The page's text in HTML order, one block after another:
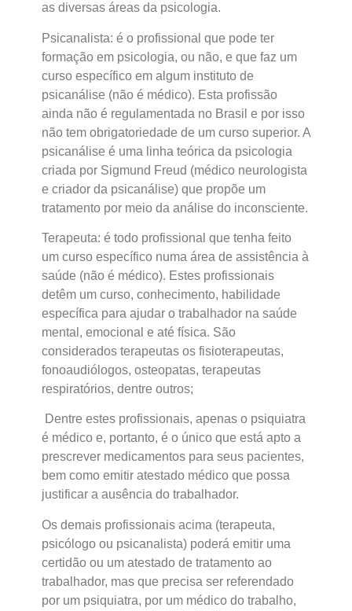
as diversas áreas da psicologia.
Psicanalista: é o profissional que pode ter
formação em psicologia, ou não, e que faz um
curso específico em algum instituto de
psicanálise (não é médico). Esta profissão
ainda não é regulamentada no Brasil e por isso
não tem obrigatoriedade de um curso superior. A
psicanálise é uma linha teórica da psicologia
criada por Sigmund Freud (médico neurologista
e criador da psicanálise) que propõe um
tratamento por meio da análise do inconsciente.
Terapeuta: é todo profissional que tenha feito
um curso específico numa área de assistência à
saúde (não é médico). Estes profissionais
detêm um curso, conhecimento, habilidade
específica para ajudar o trabalhador na saúde
mental, emocional e até física. São
considerados terapeutas os fisioterapeutas,
fonoaudiólogos, osteopatas, terapeutas
respiratórios, dentre outros;
Dentre estes profissionais, apenas o psiquiatra
é médico e, portanto, é o único que está apto a
prescrever medicamentos para seus pacientes,
bem como emitir atestado médico que possa
justificar a ausência do trabalhador.
Os demais profissionais acima (terapeuta,
psicólogo ou psicanalista) poderá emitir uma
certidão ou um atestado de tratamento ao
trabalhador, mas que precisa ser referendado
por um psiquiatra, por um médico do trabalho,